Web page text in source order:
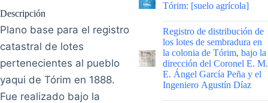
Descripción
Plano base para el registro
catastral de lotes
pertenecientes al pueblo
yaqui de Tórim en 1888.
Fue realizado bajo la
Tórim: [suelo agrícola]
|
Registro de distribución de
los lotes de sembradura en
la colonia de Tórim, bajo la
dirección del Coronel E. M.
E. Ángel García Peña y el
Ingeniero Agustín Díaz